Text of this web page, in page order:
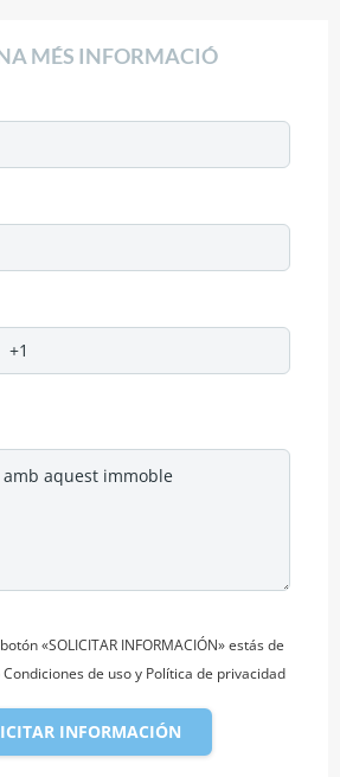
MÉS INFORMACIÓ
«SOLICITAR INFORMACIÓN» estás de
de uso y Política de privacidad
INFORMACIÓN